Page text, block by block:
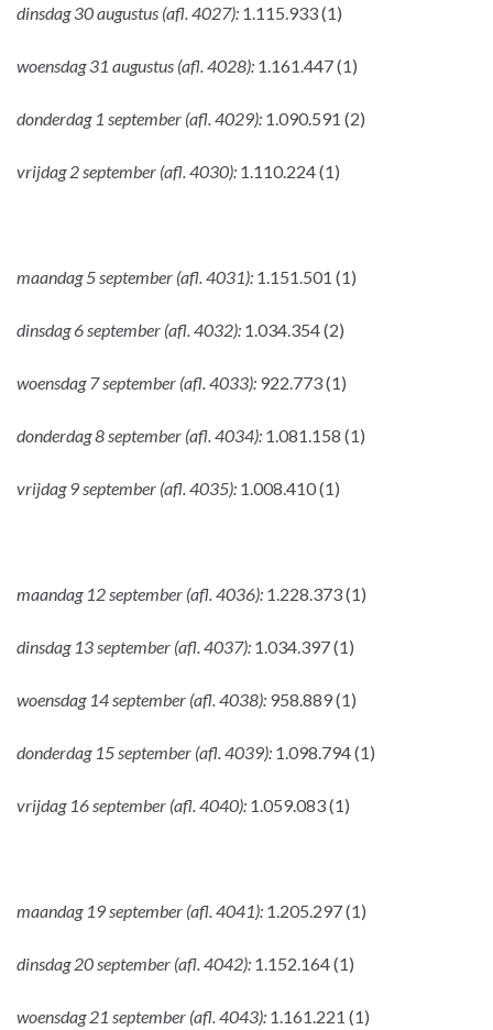
dinsdag 30 augustus (afl. 4027): 1.115.933 (1)
woensdag 31 augustus (afl. 4028): 1.161.447 (1)
donderdag 1 september (afl. 4029): 1.090.591 (2)
vrijdag 2 september (afl. 4030): 1.110.224 (1)
maandag 5 september (afl. 4031): 1.151.501 (1)
dinsdag 6 september (afl. 4032): 1.034.354 (2)
woensdag 7 september (afl. 4033): 922.773 (1)
donderdag 8 september (afl. 4034): 1.081.158 (1)
vrijdag 9 september (afl. 4035): 1.008.410 (1)
maandag 12 september (afl. 4036): 1.228.373 (1)
dinsdag 13 september (afl. 4037): 1.034.397 (1)
woensdag 14 september (afl. 4038): 958.889 (1)
donderdag 15 september (afl. 4039): 1.098.794 (1)
vrijdag 16 september (afl. 4040): 1.059.083 (1)
maandag 19 september (afl. 4041): 1.205.297 (1)
dinsdag 20 september (afl. 4042): 1.152.164 (1)
woensdag 21 september (afl. 4043): 1.161.221 (1)